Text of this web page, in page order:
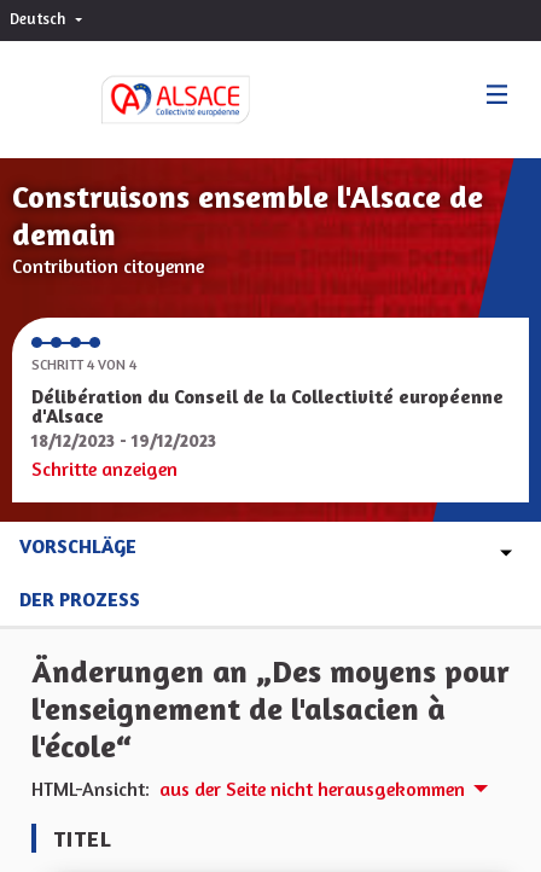
Deutsch Choisir la langue
Construisons ensemble l'Alsace de
demain
Contribution citoyenne
SCHRITT 4 VON 4
Délibération du Conseil de la Collectivité européenne
d'Alsace
18/12/2023 - 19/12/2023
Schritte anzeigen
VORSCHLÄGE
DER PROZESS
Änderungen an „Des moyens pour
l'enseignement de l'alsacien à
l'école“
HTML-Ansicht: aus der Seite nicht herausgekommen
TITEL